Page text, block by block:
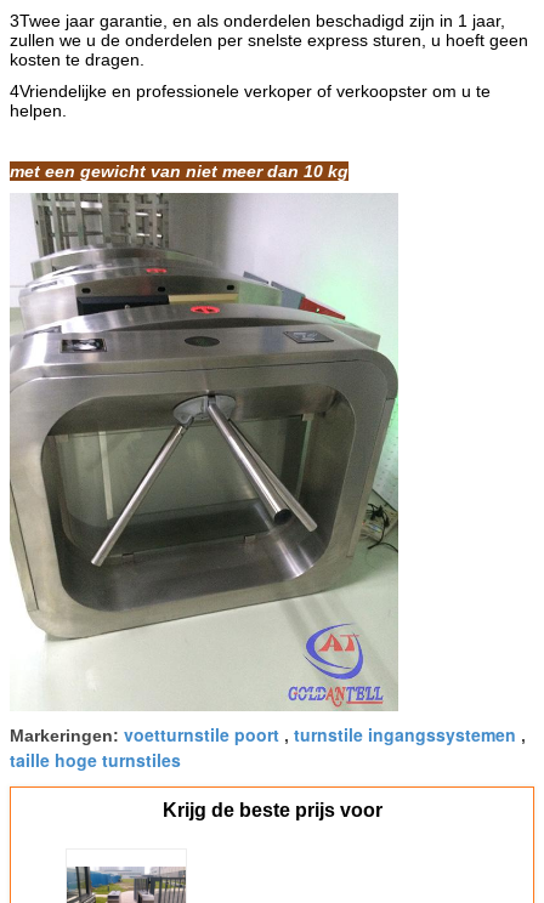
3Twee jaar garantie, en als onderdelen beschadigd zijn in 1 jaar,
zullen we u de onderdelen per snelste express sturen, u hoeft geen
kosten te dragen.
4Vriendelijke en professionele verkoper of verkoopster om u te
helpen.
met een gewicht van niet meer dan 10 kg
Markeringen: voetturnstile poort , turnstile ingangssystemen ,
taille hoge turnstiles
Krijg de beste prijs voor